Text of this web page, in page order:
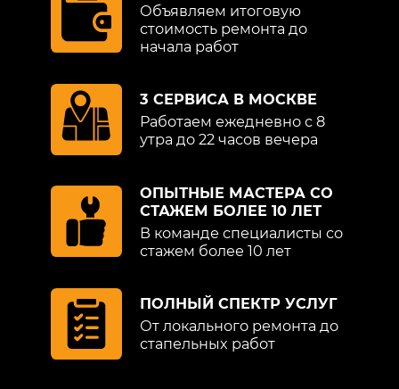
Объявляем итоговую
стоимость ремонта до
начала работ
3 СЕРВИСА В МОСКВЕ
Работаем ежедневно с 8
утра до 22 часов вечера
ОПЫТНЫЕ МАСТЕРА СО
СТАЖЕМ БОЛЕЕ 10 ЛЕТ
В команде специалисты со
стажем более 10 лет
ПОЛНЫЙ СПЕКТР УСЛУГ
От локального ремонта до
стапельных работ